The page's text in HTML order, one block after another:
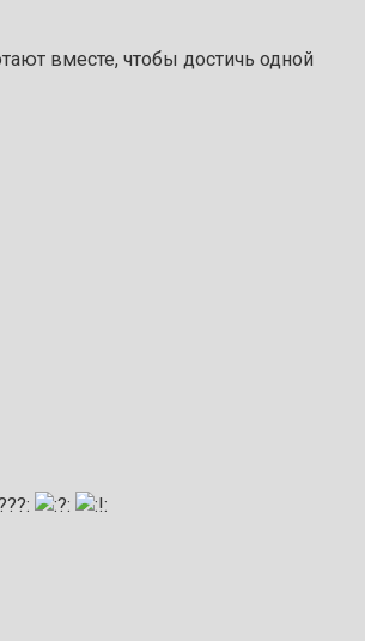
вместе, чтобы достичь одной